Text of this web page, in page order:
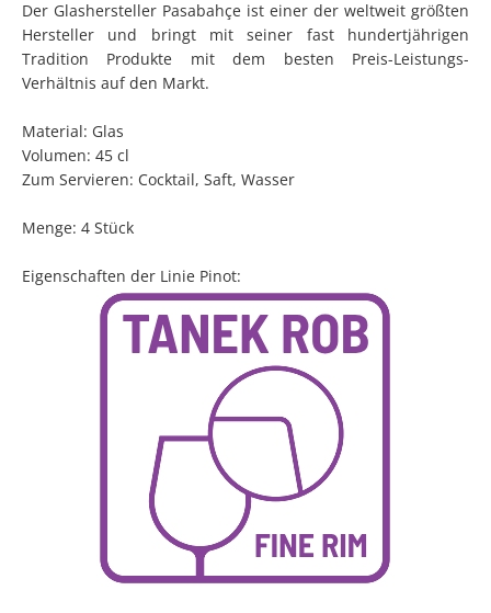
Der Glashersteller Pasabahçe ist einer der weltweit größten
Hersteller und bringt mit seiner fast hundertjährigen
Tradition Produkte mit dem besten Preis-Leistungs-
Verhältnis auf den Markt.
Material: Glas
Volumen: 45 cl
Zum Servieren: Cocktail, Saft, Wasser
Menge: 4 Stück
Eigenschaften der Linie Pinot: